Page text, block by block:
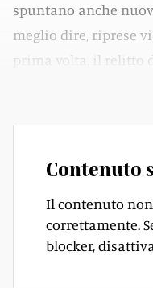
spuntano anche
meglio dire, riprese
prima volta, il relitto
Contenuto
Il contenuto
correttamente.
blocker,